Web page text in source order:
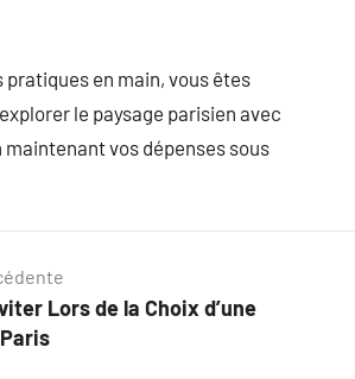
pratiques en main, vous êtes
le paysage parisien avec
vos dépenses sous
Lors de la Choix d’une